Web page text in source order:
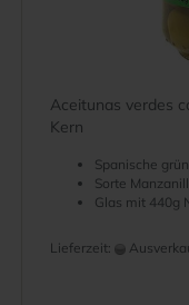
Aceitunas verdes
Kern
Spanische
Sorte
Glas mit 440g
Lieferzeit: